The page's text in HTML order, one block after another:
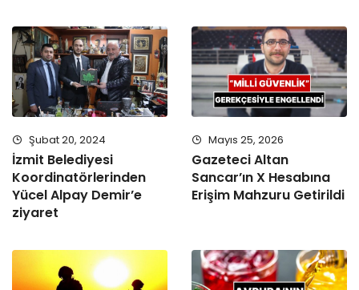
Şubat 20, 2024
İzmit Belediyesi
Koordinatörlerinden
Yücel Alpay Demir’e
ziyaret
Mayıs 25, 2026
Gazeteci Altan
Sancar’ın X Hesabına
Erişim Mahzuru Getirildi